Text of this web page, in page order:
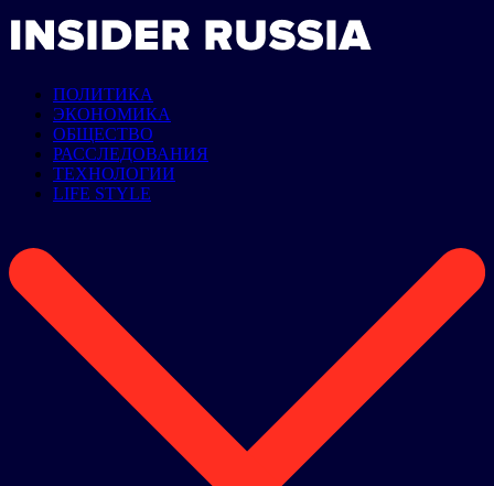
ПОЛИТИКА
ЭКОНОМИКА
ОБЩЕСТВО
РАССЛЕДОВАНИЯ
ТЕХНОЛОГИИ
LIFE STYLE